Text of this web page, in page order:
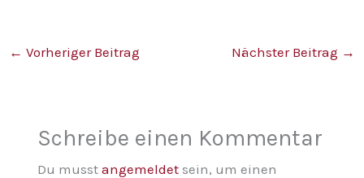
← Vorheriger Beitrag Nächster Beitrag →
Schreibe einen Kommentar
Du musst angemeldetsein, um einen